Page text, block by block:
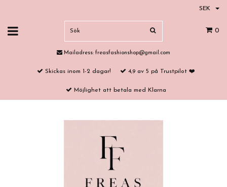
SEK
0
Mailadress: freasfashionshop@gmail.com
Skickas inom 1-2 dagar! 4,9 av 5 på Trustpilot ❤️
Möjlighet att betala med Klarna